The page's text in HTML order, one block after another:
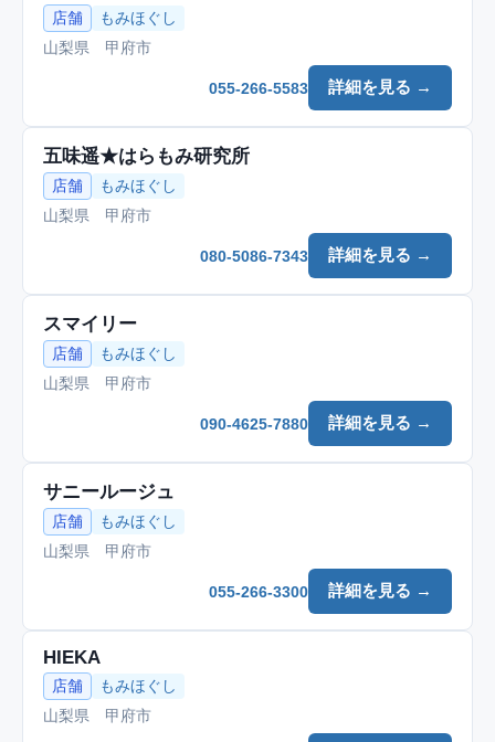
店舗
もみほぐし
山梨県 甲府市
詳細を見る →
055-266-5583
五味遥★はらもみ研究所
店舗
もみほぐし
山梨県 甲府市
詳細を見る →
080-5086-7343
スマイリー
店舗
もみほぐし
山梨県 甲府市
詳細を見る →
090-4625-7880
サニールージュ
店舗
もみほぐし
山梨県 甲府市
詳細を見る →
055-266-3300
HIEKA
店舗
もみほぐし
山梨県 甲府市